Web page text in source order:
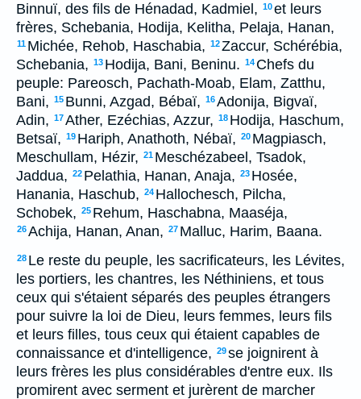
Binnuï, des fils de Hénadad, Kadmiel, 10et leurs
frères, Schebania, Hodija, Kelitha, Pelaja, Hanan,
11 Michée, Rehob, Haschabia, 12Zaccur, Schérébia,
Schebania, 13 Hodija, Bani, Beninu. 14 Chefs du
peuple: Pareosch, Pachath-Moab, Elam, Zatthu,
Bani, 15 Bunni, Azgad, Bébaï, 16Adonija, Bigvaï,
Adin, 17Ather, Ezéchias, Azzur, 18 Hodija, Haschum,
Betsaï, 19 Hariph, Anathoth, Nébaï, 20 Magpiasch,
Meschullam, Hézir, 21 Meschézabeel, Tsadok,
Jaddua, 22 Pelathia, Hanan, Anaja, 23 Hosée,
Hanania, Haschub, 24 Hallochesch, Pilcha,
Schobek, 25 Rehum, Haschabna, Maaséja,
26Achija, Hanan, Anan, 27 Malluc, Harim, Baana.
28 Le reste du peuple, les sacrificateurs, les Lévites,
les portiers, les chantres, les Néthiniens, et tous
ceux qui s'étaient séparés des peuples étrangers
pour suivre la loi de Dieu, leurs femmes, leurs fils
et leurs filles, tous ceux qui étaient capables de
connaissance et d'intelligence, 29se joignirent à
leurs frères les plus considérables d'entre eux. Ils
promirent avec serment et jurèrent de marcher